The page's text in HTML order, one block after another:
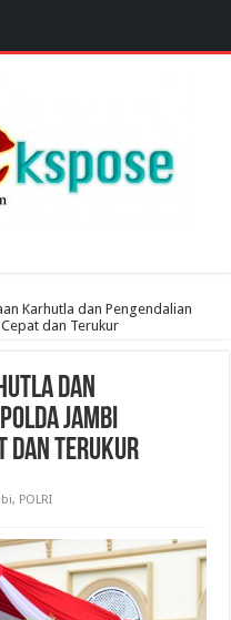
Karhutla dan Pengendalian
dan Terukur
dan
Jambi
dan Terukur
, POLRI